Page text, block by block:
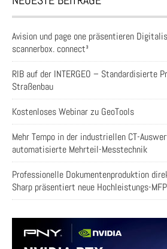
Avision und page one präsentieren
scannerbox. connect³
RIB auf der INTERGEO – Standardisierte
Straßenbau
Kostenloses Webinar zu GeoTools
Mehr Tempo in der industriellen CT-
automatisierte Mehrteil-Messtechnik
Professionelle Dokumentenproduktion
Sharp präsentiert neue Hochleistungs-